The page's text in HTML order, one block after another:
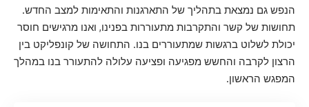
הנפש גם נמצאת בתהליך של התארגנות והתאימות למצב החדש.
תחושות של קשר והתקרבות מתעוררות בפנינו, ואנו מרגישים חוסר
יכולת לשלוט ברגשות שמתעוררים בנו. התחושה של קונפליקט בין
הרצון לקרבה והחשש מפגיעה ופציעה עלולה להתעורר בנו במהלך
המפגש הראשון.